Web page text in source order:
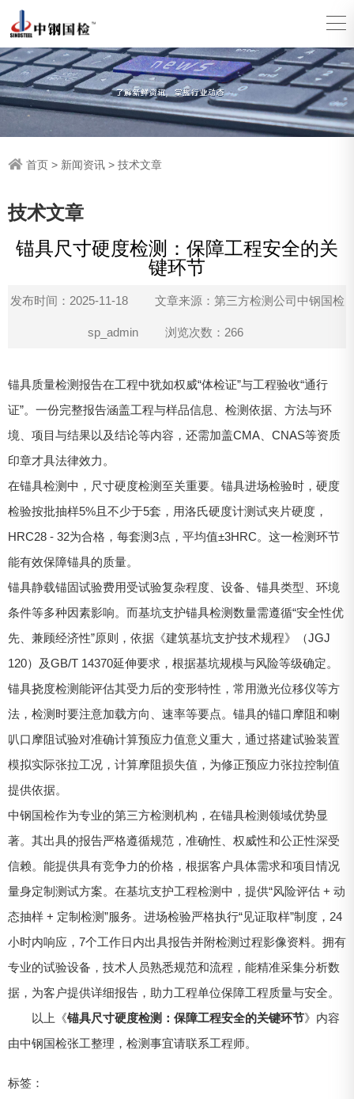
首页 > 新闻资讯 > 技术文章
技术文章
锚具尺寸硬度检测：保障工程安全的关
键环节
发布时间：2025-11-18 文章来源：第三方检测公司中钢国检
sp_admin 浏览次数：266
锚具质量检测报告在工程中犹如权威“体检证”与工程验收“通行
证”。一份完整报告涵盖工程与样品信息、检测依据、方法与环
境、项目与结果以及结论等内容，还需加盖CMA、CNAS等资质
印章才具法律效力。
在锚具检测中，尺寸硬度检测至关重要。锚具进场检验时，硬度
检验按批抽样5%且不少于5套，用洛氏硬度计测试夹片硬度，
HRC28 - 32为合格，每套测3点，平均值±3HRC。这一检测环节
能有效保障锚具的质量。
锚具静载锚固试验费用受试验复杂程度、设备、锚具类型、环境
条件等多种因素影响。而基坑支护锚具检测数量需遵循“安全性优
先、兼顾经济性”原则，依据《建筑基坑支护技术规程》（JGJ
120）及GB/T 14370延伸要求，根据基坑规模与风险等级确定。
锚具挠度检测能评估其受力后的变形特性，常用激光位移仪等方
法，检测时要注意加载方向、速率等要点。锚具的锚口摩阻和喇
叭口摩阻试验对准确计算预应力值意义重大，通过搭建试验装置
模拟实际张拉工况，计算摩阻损失值，为修正预应力张拉控制值
提供依据。
中钢国检作为专业的第三方检测机构，在锚具检测领域优势显
著。其出具的报告严格遵循规范，准确性、权威性和公正性深受
信赖。能提供具有竞争力的价格，根据客户具体需求和项目情况
量身定制测试方案。在基坑支护工程检测中，提供“风险评估 + 动
态抽样 + 定制检测”服务。进场检验严格执行“见证取样”制度，24
小时内响应，7个工作日内出具报告并附检测过程影像资料。拥有
专业的试验设备，技术人员熟悉规范和流程，能精准采集分析数
据，为客户提供详细报告，助力工程单位保障工程质量与安全。
以上《锚具尺寸硬度检测：保障工程安全的关键环节》内容
由中钢国检张工整理，检测事宜请联系工程师。
标签：